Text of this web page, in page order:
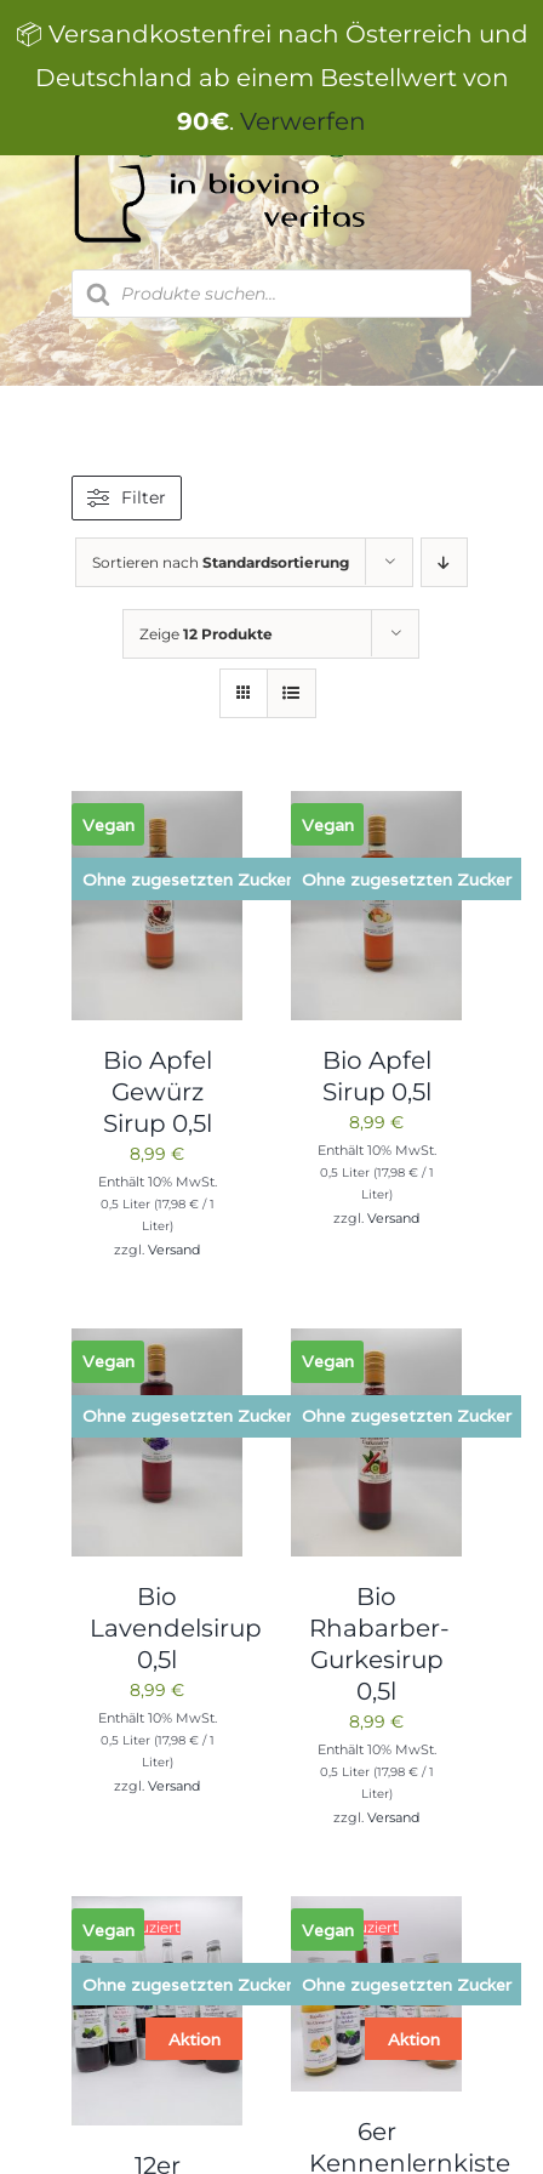
📦 Versandkostenfrei nach Österreich und
Deutschland ab einem Bestellwert von
90€. Verwerfen
Inhalt
springen
Products
search
Filter
Sortieren nach Standardsortierung
Zeige12 Produkte
Vegan
Ohne zugesetzten Zucker
Bio Apfel
Gewürz
Sirup 0,5l
8,99€
Enthält 10% MwSt.
0,5 Liter (17,98 €/ 1
Liter)
zzgl.Versand
Vegan
Ohne zugesetzten Zucker
Bio Apfel
Sirup 0,5l
8,99€
Enthält 10% MwSt.
0,5 Liter (17,98 €/ 1
Liter)
zzgl.Versand
Vegan
Ohne zugesetzten Zucker
Bio
Lavendelsirup
0,5l
8,99€
Enthält 10% MwSt.
0,5 Liter (17,98 €/ 1
Liter)
zzgl.Versand
Vegan
Ohne zugesetzten Zucker
Bio
Rhabarber-
Gurkesirup
0,5l
8,99€
Enthält 10% MwSt.
0,5 Liter (17,98 €/ 1
Liter)
zzgl.Versand
8% reduziert
Vegan
Ohne zugesetzten Zucker
Aktion
12er
7% reduziert
Vegan
Ohne zugesetzten Zucker
Aktion
6er
Kennenlernkiste